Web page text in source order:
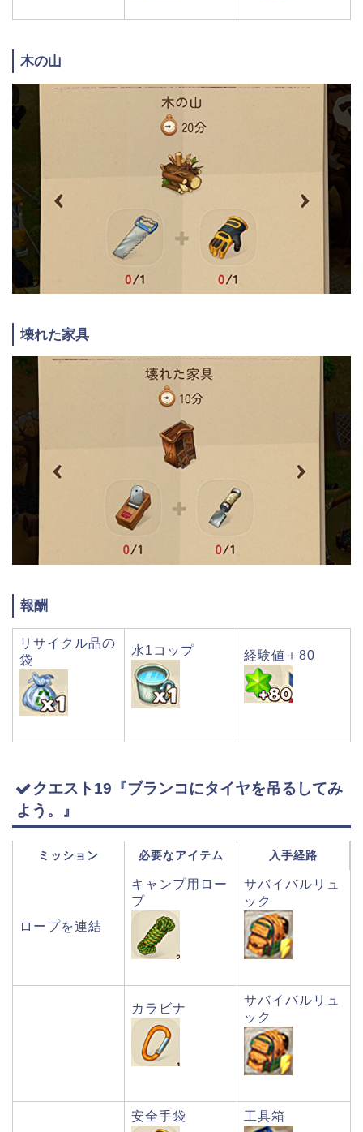
木の山
壊れた家具
報酬
リサイクル品の
袋
水1コップ 経験値＋80
クエスト19『ブランコにタイヤを吊るしてみ
よう。』
ミッション 必要なアイテム 入手経路
ロープを連結
キャンプ用ロー
プ
サバイバルリュ
ック
カラビナ
サバイバルリュ
ック
安全手袋 工具箱